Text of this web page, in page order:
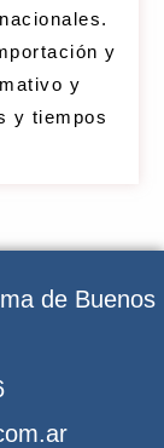
y
y
y tiempos
de Buenos